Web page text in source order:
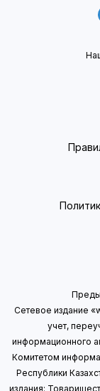
Сетевое издание
учет,
информационного
Комитетом
Республики
издания: